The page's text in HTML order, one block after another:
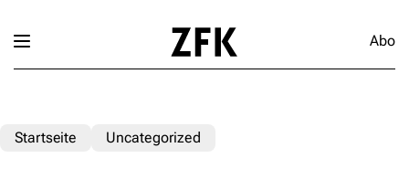
Abo
Startseite Uncategorized